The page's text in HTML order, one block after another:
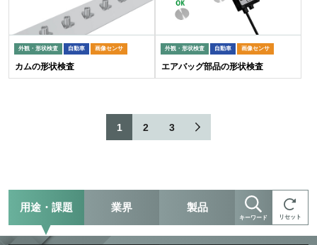
外観・形状検査 自動車 画像センサ
カムの形状検査
外観・形状検査 自動車 画像センサ
エアバッグ部品の形状検査
1 2 3
用途・課題 業界 製品
キーワード リセット